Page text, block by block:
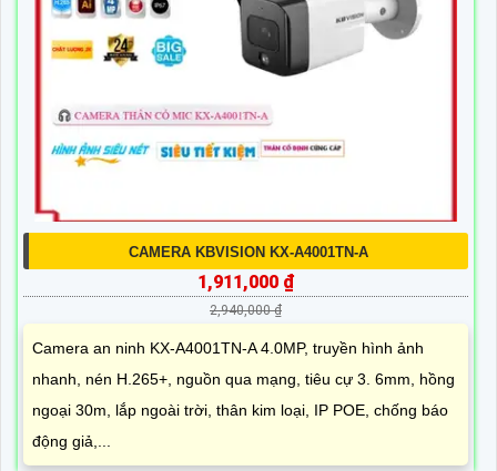
CAMERA KBVISION KX-A4001TN-A
1,911,000 ₫
2,940,000 ₫
Camera an ninh KX-A4001TN-A 4.0MP, truyền hình ảnh
nhanh, nén H.265+, nguồn qua mạng, tiêu cự 3. 6mm, hồng
ngoại 30m, lắp ngoài trời, thân kim loại, IP POE, chống báo
động giả,...